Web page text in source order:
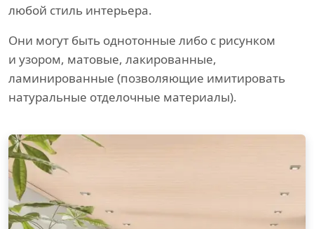
любой стиль интерьера.
Они могут быть однотонные либо с рисунком
и узором, матовые, лакированные,
ламинированные (позволяющие имитировать
натуральные отделочные материалы).